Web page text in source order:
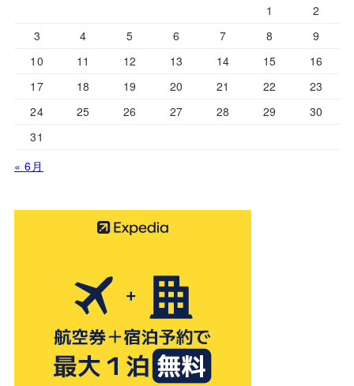
1
2
3
4 5 6 7 8
9
10
11 12 13 14 15
16
17
18 19 20 21 22
23
24
25 26 27 28 29
30
31
« 6月